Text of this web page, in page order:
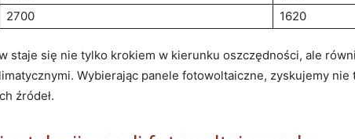
2700 1620
‍staje się⁤ nie tylko krokiem w kierunku‌ oszczędności, ale⁤
Wybierając panele fotowoltaiczne, zyskujemy
źródeł.